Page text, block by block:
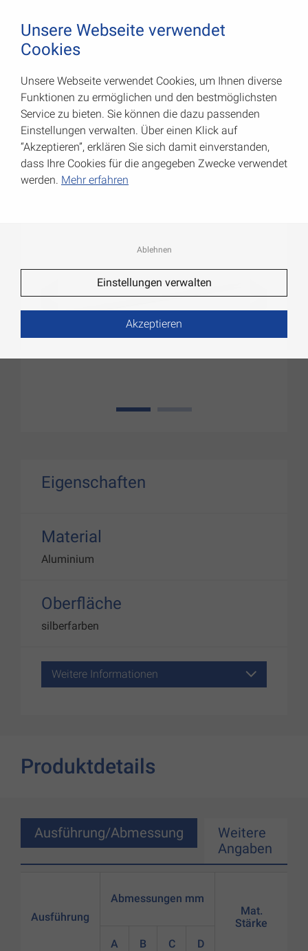
Rundstangen
Art.-Nr.: 053106100AL
1
Eigenschaften
Material
Aluminium
Oberfläche
silberfarben
Weitere Informationen
Produktdetails
Ausführung/Abmessung
Weitere
Angaben
Ausführung
Abmessungen mm
A B C D
Mat.
Stärke
Unsere Webseite verwendet
Cookies
Unsere Webseite verwendet Cookies, um Ihnen diverse
Funktionen zu ermöglichen und den bestmöglichsten
Service zu bieten. Sie können die dazu passenden
Einstellungen verwalten. Über einen Klick auf
“Akzeptieren”, erklären Sie sich damit einverstanden,
dass Ihre Cookies für die angegeben Zwecke verwendet
werden. Mehr erfahren
Ablehnen
Einstellungen verwalten
Akzeptieren